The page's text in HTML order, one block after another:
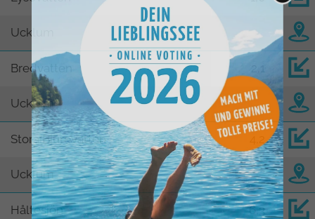
Ucklum
Bredvatten
Ucklum
Stora Bjurevatten
Ucklum
Håltesjön 6,3